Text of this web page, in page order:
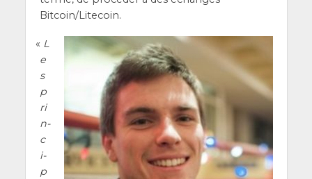
Bitcoin/Litecoin.
« L
e
s
p
ri
n­
c
i­
p